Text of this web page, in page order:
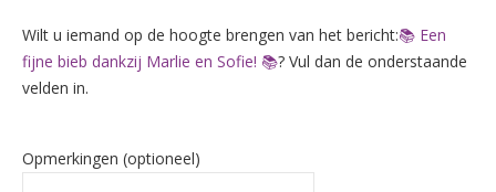
Wilt u iemand op de hoogte brengen van het bericht:📚 Een
fijne bieb dankzij Marlie en Sofie! 📚? Vul dan de onderstaande
velden in.
Opmerkingen (optioneel)